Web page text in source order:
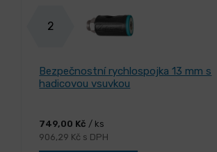
2
Bezpečnostní rychlospojka 13 mm s
hadicovou vsuvkou
749,00 Kč / ks
906,29 Kč s DPH